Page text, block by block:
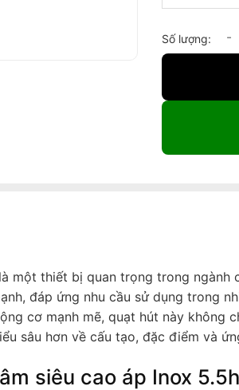
Quạt hút ly
một thiết bị quan trọng trong ngành
đáp ứng nhu cầu sử dụng trong
cơ mạnh mẽ, quạt hút này không
sâu hơn về cấu tạo, đặc điểm và
siêu cao áp Inox